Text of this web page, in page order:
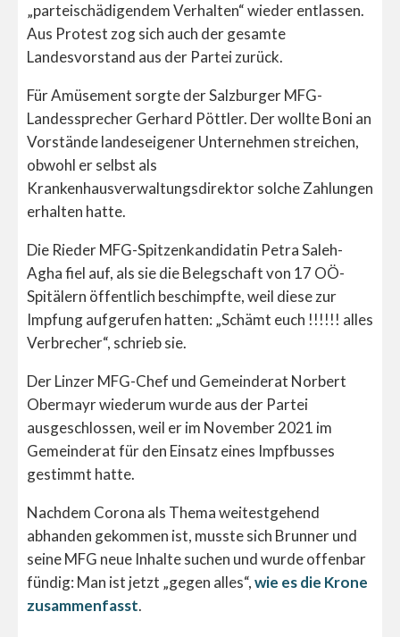
„parteischädigendem Verhalten“ wieder entlassen.
Aus Protest zog sich auch der gesamte
Landesvorstand aus der Partei zurück.
Für Amüsement sorgte der Salzburger MFG-
Landessprecher Gerhard Pöttler. Der wollte Boni an
Vorstände landeseigener Unternehmen streichen,
obwohl er selbst als
Krankenhausverwaltungsdirektor solche Zahlungen
erhalten hatte.
Die Rieder MFG-Spitzenkandidatin Petra Saleh-
Agha fiel auf, als sie die Belegschaft von 17 OÖ-
Spitälern öffentlich beschimpfte, weil diese zur
Impfung aufgerufen hatten: „Schämt euch !!!!!! alles
Verbrecher“, schrieb sie.
Der Linzer MFG-Chef und Gemeinderat Norbert
Obermayr wiederum wurde aus der Partei
ausgeschlossen, weil er im November 2021 im
Gemeinderat für den Einsatz eines Impfbusses
gestimmt hatte.
Nachdem Corona als Thema weitestgehend
abhanden gekommen ist, musste sich Brunner und
seine MFG neue Inhalte suchen und wurde offenbar
fündig: Man ist jetzt „gegen alles“,wie es die Krone
zusammenfasst.